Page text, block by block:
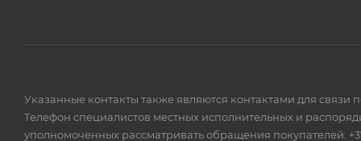
Указанные контакты также являются контактами для
Телефон специалистов местных исполнительных и
уполномоченных рассматривать обращения покупателей: